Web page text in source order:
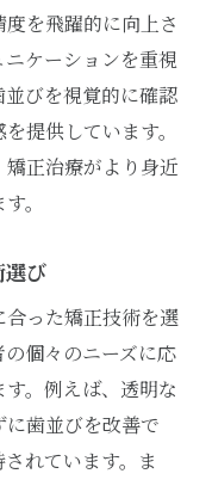
を飛躍的に向上さ
ケーションを重視
びを視覚的に確認
提供しています。
正治療がより身近
。
選び
った矯正技術を選
個々のニーズに応
。例えば、透明な
歯並びを改善で
れています。ま